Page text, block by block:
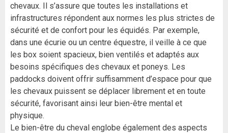
chevaux. Il s’assure que toutes les installations et
infrastructures répondent aux normes les plus strictes de
sécurité et de confort pour les équidés. Par exemple,
dans une écurie ou un centre équestre, il veille à ce que
les box soient spacieux, bien ventilés et adaptés aux
besoins spécifiques des chevaux et poneys. Les
paddocks doivent offrir suffisamment d’espace pour que
les chevaux puissent se déplacer librement et en toute
sécurité, favorisant ainsi leur bien-être mental et
physique.
Le bien-être du cheval englobe également des aspects